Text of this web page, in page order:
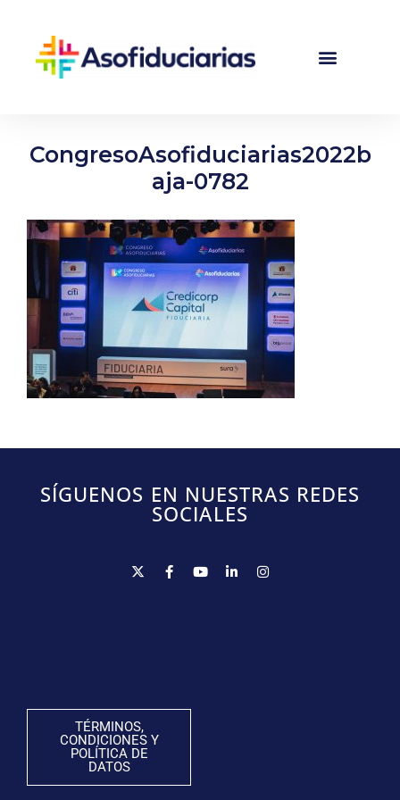
CongresoAsofiduciarias2022b
aja-0782
SÍGUENOS EN NUESTRAS REDES
SOCIALES
TÉRMINOS,
CONDICIONES Y
POLÍTICA DE
DATOS